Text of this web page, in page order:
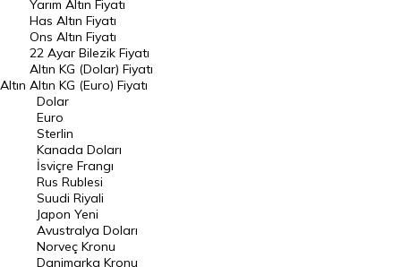
DÖVİZ
Döviz Kuru
Dolar Kuru
Euro Kuru
Pound Kuru
Frank Kuru
Riyal Kuru
Avustralya Doları
Danimarka Kronu Kuru
Altın
Yarım Altın Fiyatı
Has Altın Fiyatı
Ons Altın Fiyatı
22 Ayar Bilezik Fiyatı
Altın KG (Dolar) Fiyatı
Altın KG (Euro) Fiyatı
Dolar
Euro
Sterlin
Kanada Doları
İsviçre Frangı
Rus Rublesi
Suudi Riyali
Japon Yeni
Avustralya Doları
Norveç Kronu
Danimarka Kronu